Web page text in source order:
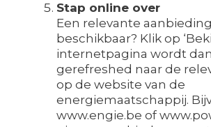
Stap online over
Een relevante aanbieding
beschikbaar? Klik op
internetpagina wordt dan
gerefreshed naar de
op de website van de
energiemaatschappij.
www.engie.be of